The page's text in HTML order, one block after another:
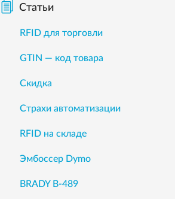
Статьи
RFID для торговли
GTIN — код товара
Скидка
Страхи автоматизации
RFID на складе
Эмбоссер Dymo
BRADY B-489